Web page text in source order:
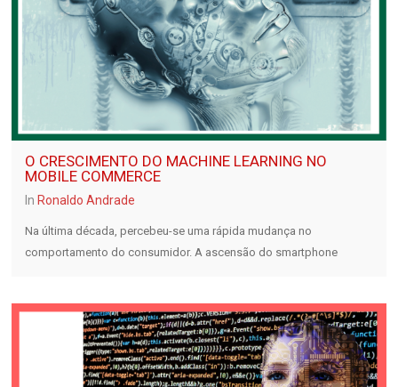
O CRESCIMENTO DO MACHINE LEARNING NO
MOBILE COMMERCE
In Ronaldo Andrade
Na última década, percebeu-se uma rápida mudança no
comportamento do consumidor. A ascensão do smartphone